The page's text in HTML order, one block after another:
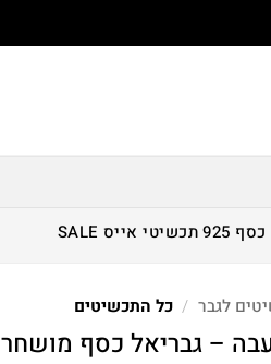
925 תכשיטי אייס SALE
לגבר / כל התכשיטים
– גבריאל כסף מושחר